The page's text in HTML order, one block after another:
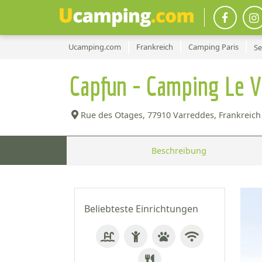
Ucamping.com Frankreich Camping Paris
Capfun - Camping Le
Rue des Otages, 77910 Varreddes, Frankreich
Beschreibung
Beliebteste Einrichtungen